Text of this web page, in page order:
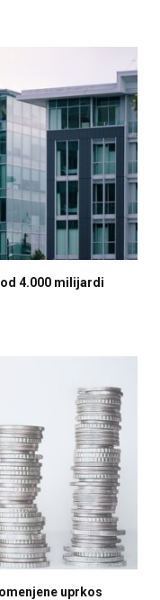
4.000 milijardi
uprkos